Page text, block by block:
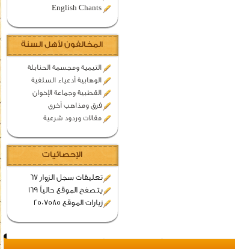
English Chants
المخالفون لأهل السنة
التيمية ومجسمة الحنابلة
الوهابية أدعياء السلفية
القطبية وجماعة الإخوان
فرق ومذاهب أخرى
مقالات وردود شرعية
الإحصائيات
تعليقات سجل الزوار 67
يتصفح الموقع حالياً 169
زيارات الموقع 2507585